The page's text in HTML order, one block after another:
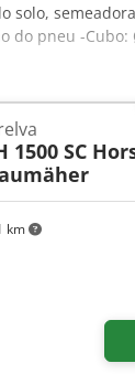
solo,
do pneu -
km
1500 SC